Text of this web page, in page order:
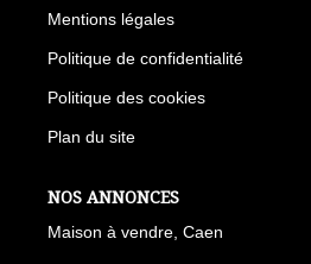
Mentions légales
Politique de confidentialité
Politique des cookies
Plan du site
NOS ANNONCES
Maison à vendre, Caen